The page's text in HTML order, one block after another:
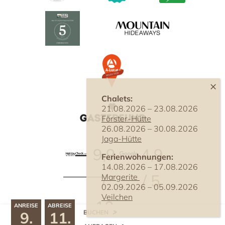
ANREISE
9.
ABREISE
11.
BUCHEN
9,9
/
10
4,9
/ 5
Chalets:
21.08.2026 – 23.08.2026
Förster-Hütte
26.08.2026 – 30.08.2026
Jaga-Hütte
Ferienwohnungen:
14.08.2026 – 17.08.2026
Margerite
02.09.2026 – 05.09.2026
Veilchen